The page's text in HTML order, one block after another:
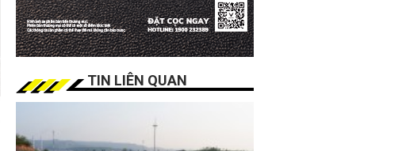
TIN LIÊN QUAN